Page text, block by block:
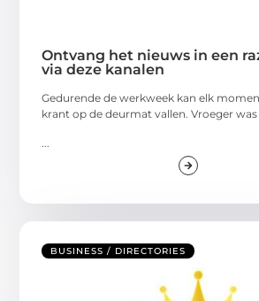
Ontvang het nieuws in een
via deze kanalen
Gedurende de werkweek kan elk
krant op de deurmat vallen. Vroeger was
BUSINESS / DIRECTORIES